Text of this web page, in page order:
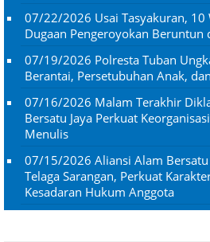
07/22/2026 Usai Tasyakuran,
Dugaan Pengeroyokan Beruntun
07/19/2026 Polresta Tuban
Berantai, Persetubuhan Anak,
07/16/2026 Malam Terakhir
Bersatu Jaya Perkuat
Menulis
07/15/2026 Aliansi Alam
Telaga Sarangan, Perkuat
Kesadaran Hukum Anggota